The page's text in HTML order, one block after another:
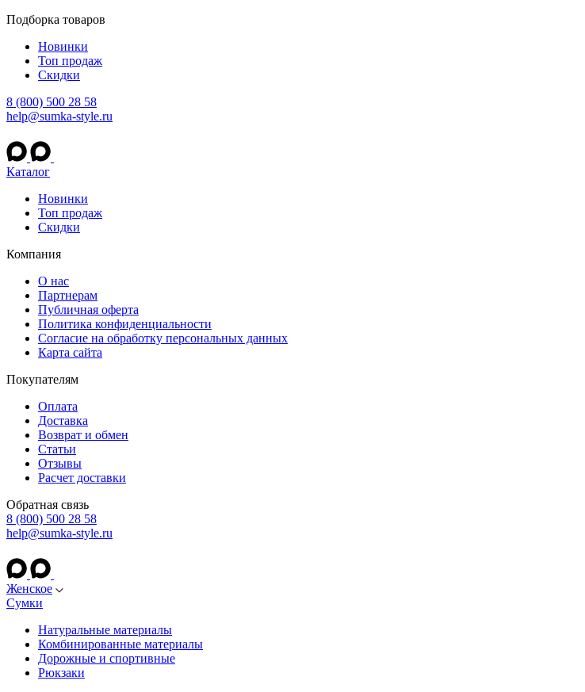
Подборка товаров
Новинки
Топ продаж
Скидки
8 (800) 500 28 58
help@sumka-style.ru
Каталог
Новинки
Топ продаж
Скидки
Компания
О нас
Партнерам
Публичная оферта
Политика конфиденциальности
Согласие на обработку персональных данных
Карта сайта
Покупателям
Оплата
Доставка
Возврат и обмен
Статьи
Отзывы
Расчет доставки
Обратная связь
8 (800) 500 28 58
help@sumka-style.ru
Женское
Сумки
Натуральные материалы
Комбинированные материалы
Дорожные и спортивные
Рюкзаки